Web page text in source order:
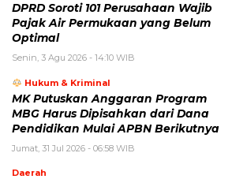
DPRD Soroti 101 Perusahaan Wajib
Pajak Air Permukaan yang Belum
Optimal
Senin, 3 Agu 2026 - 14:10 WIB
Hukum & Kriminal
MK Putuskan Anggaran Program
MBG Harus Dipisahkan dari Dana
Pendidikan Mulai APBN Berikutnya
Jumat, 31 Jul 2026 - 06:58 WIB
Daerah